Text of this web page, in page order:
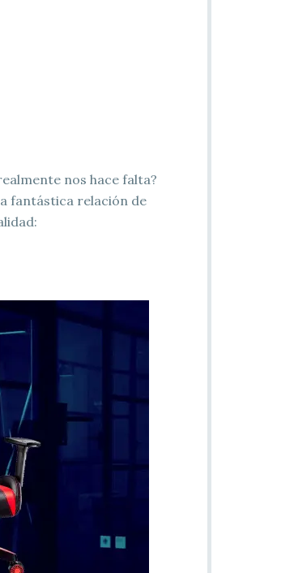
nos hace falta?
fantástica relación de